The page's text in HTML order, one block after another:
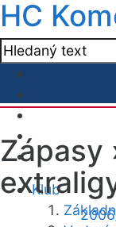
HC
Klub
Zápasy